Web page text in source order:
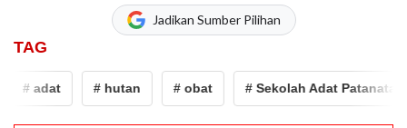
Jadikan Sumber Pilihan
TAG
# adat # hutan # obat # Sekolah Adat Patanata